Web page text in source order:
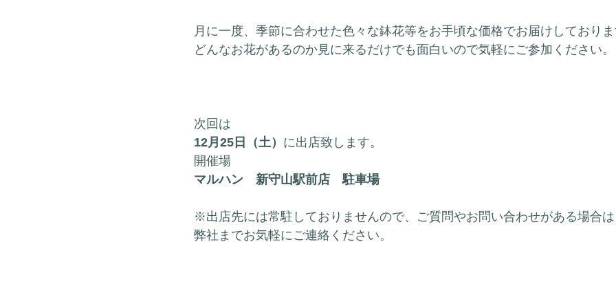
月に一度、季節に合わせた色々な鉢花等をお手頃な価格でお届けしており
どんなお花があるのか見に来るだけでも面白いので気軽にご参加ください。
次回は
12月25日（土） に出店致します。
開催場
マルハン　新守山駅前店　駐車場
※出店先には常駐しておりませんので、ご質問やお問い合わせがある場合は
弊社までお気軽にご連絡ください。